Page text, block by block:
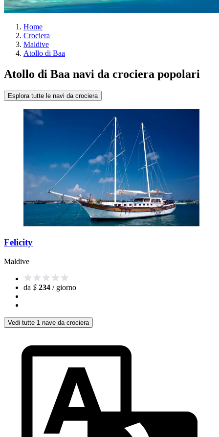
Home
Crociera
Maldive
Atollo di Baa
Atollo di Baa navi da crociera popolari
Esplora tutte le navi da crociera
Felicity
Maldive
da $ 234 / giorno
Vedi tutte 1 nave da crociera